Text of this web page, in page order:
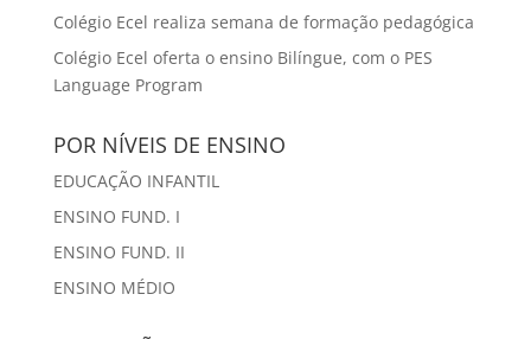
Colégio Ecel realiza semana de formação pedagógica
Colégio Ecel oferta o ensino Bilíngue, com o PES
Language Program
POR NÍVEIS DE ENSINO
EDUCAÇÃO INFANTIL
ENSINO FUND. I
ENSINO FUND. II
ENSINO MÉDIO